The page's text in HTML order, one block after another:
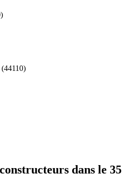
dans le 35